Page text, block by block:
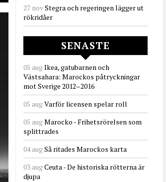
27 novStegra och regeringen lägger ut
rökridåer
SENASTE
05 augIkea, gatubarnen och
Västsahara: Marockos påtryckningar
mot Sverige 2012–2016
05 augVarför licensen spelar roll
05 augMarocko - Frihetsrörelsen som
splittrades
04 augSå ritades Marockos karta
03 augCeuta - De historiska rötterna är
djupa